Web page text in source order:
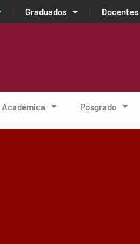
Graduados Docentes
Académica Posgrado